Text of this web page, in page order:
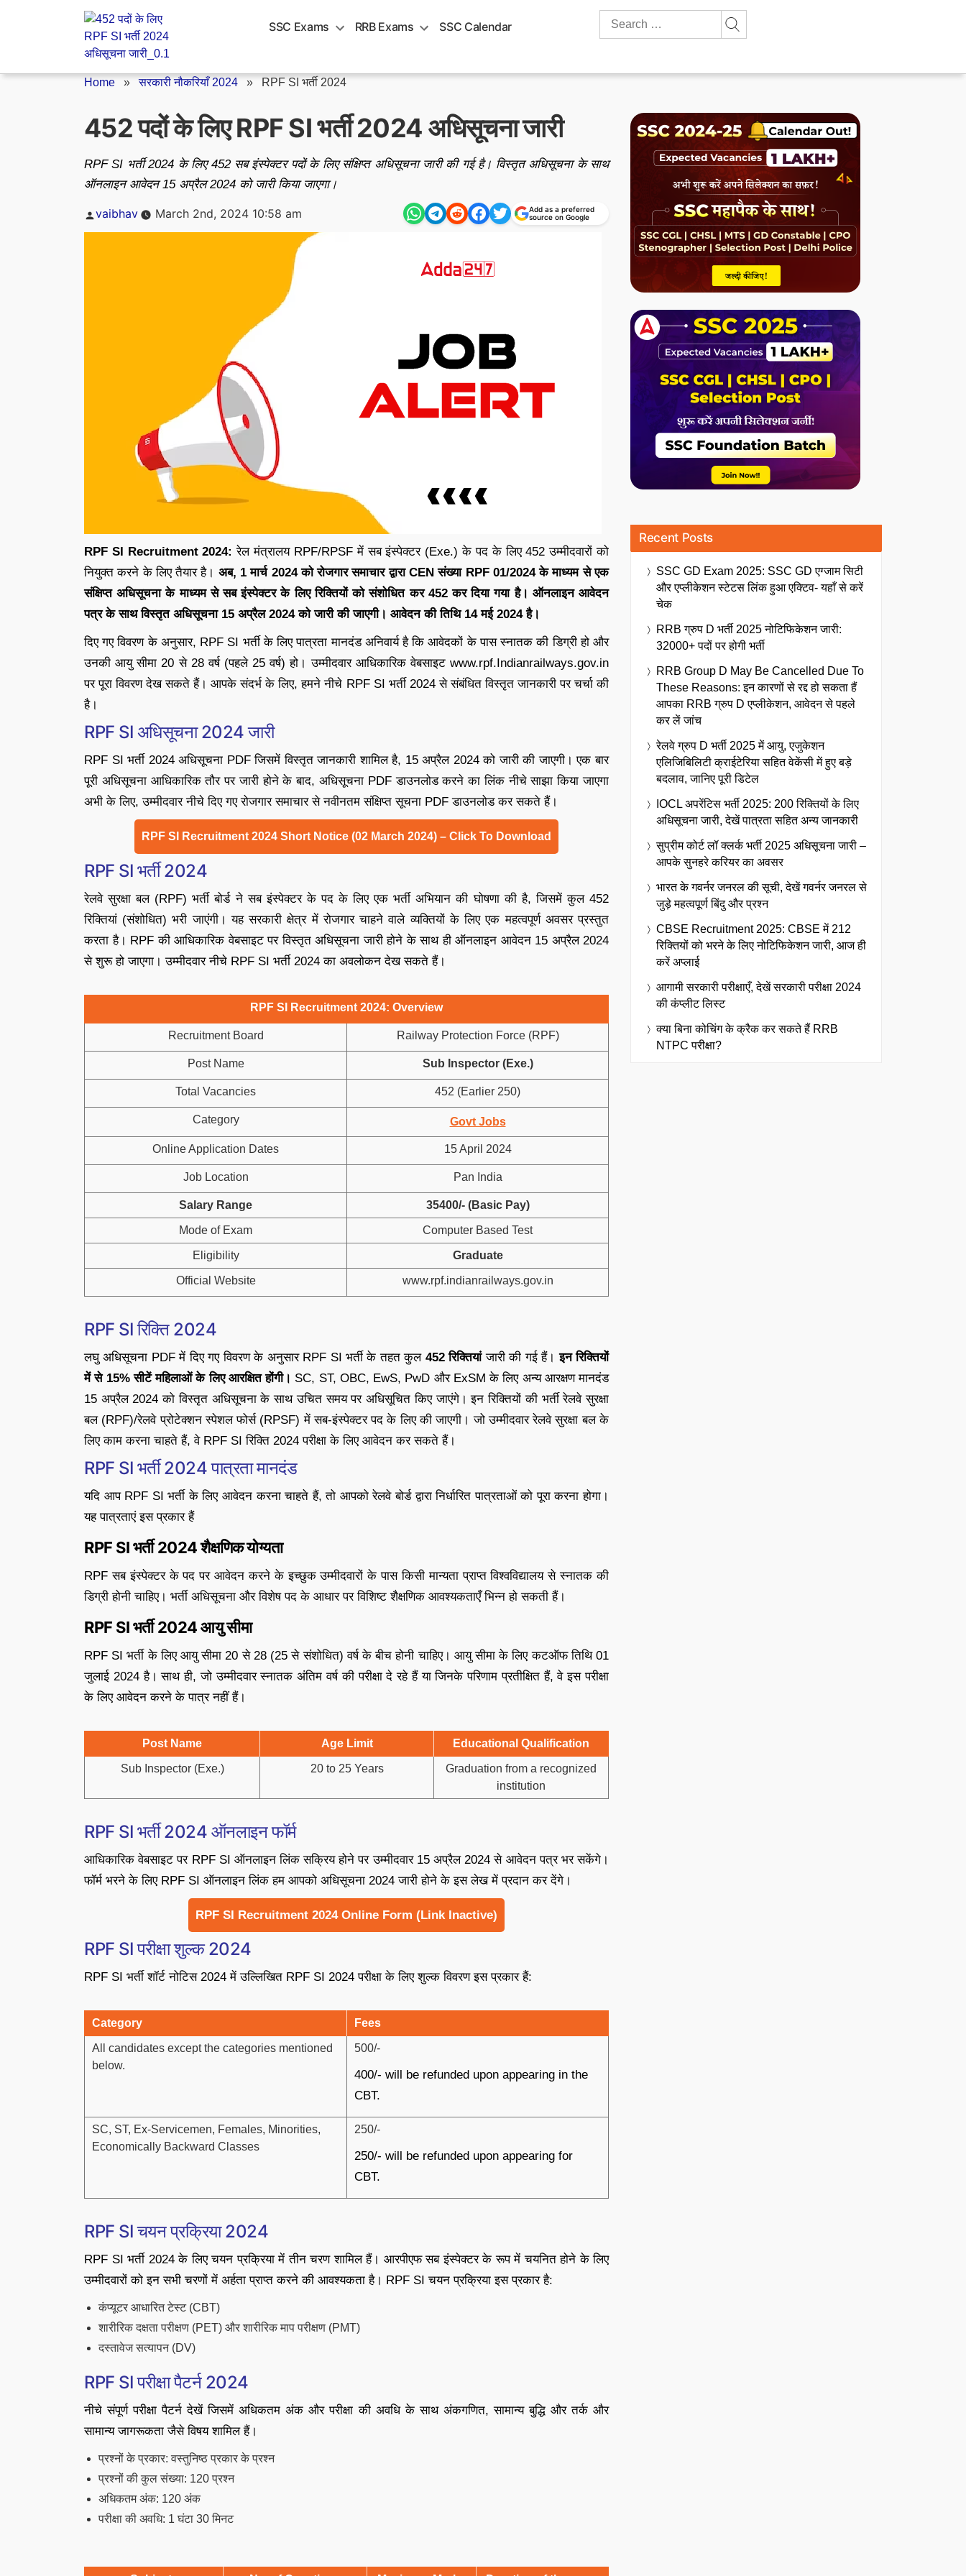
SSC Exams RRB Exams SSC Calendar
Search
Home »सरकारी नौकरियाँ 2024 » RPF SI भर्ती 2024
452 पदों के लिए RPF SI भर्ती 2024 अधिसूचना जारी
RPF SI भर्ती 2024 के लिए 452 सब इंस्पेक्टर पदों के लिए संक्षिप्त अधिसूचना जारी की गई है। विस्तृत अधिसूचना के साथ
ऑनलाइन आवेदन 15 अप्रैल 2024 को जारी किया जाएगा।
Posted
vaibhav March 2nd, 2024 10:58 am
Add as a preferred
source on Google
RPF SI Recruitment 2024:रेल मंत्रालय RPF/RPSF में सब इंस्पेक्टर (Exe.) के पद के लिए 452 उम्मीदवारों को
नियुक्त करने के लिए तैयार है। अब, 1 मार्च 2024 को रोजगार समाचार द्वारा CEN संख्या RPF 01/2024 के माध्यम से एक
संक्षिप्त अधिसूचना के माध्यम से सब इंस्पेक्टर के लिए रिक्तियों को संशोधित कर 452 कर दिया गया है। ऑनलाइन आवेदन
पत्र के साथ विस्तृत अधिसूचना 15 अप्रैल 2024 को जारी की जाएगी। आवेदन की तिथि 14 मई 2024 है।
दिए गए विवरण के अनुसार, RPF SI भर्ती के लिए पात्रता मानदंड अनिवार्य है कि आवेदकों के पास स्नातक की डिग्री हो और
उनकी आयु सीमा 20 से 28 वर्ष (पहले 25 वर्ष) हो। उम्मीदवार आधिकारिक वेबसाइट www.rpf.Indianrailways.gov.in
पर पूरा विवरण देख सकते हैं। आपके संदर्भ के लिए, हमने नीचे RPF SI भर्ती 2024 से संबंधित विस्तृत जानकारी पर चर्चा की
है।
RPF SI अधिसूचना 2024 जारी
RPF SI भर्ती 2024 अधिसूचना PDF जिसमें विस्तृत जानकारी शामिल है, 15 अप्रैल 2024 को जारी की जाएगी। एक बार
पूरी अधिसूचना आधिकारिक तौर पर जारी होने के बाद, अधिसूचना PDF डाउनलोड करने का लिंक नीचे साझा किया जाएगा
अभी के लिए, उम्मीदवार नीचे दिए गए रोजगार समाचार से नवीनतम संक्षिप्त सूचना PDF डाउनलोड कर सकते हैं।
RPF SI Recruitment 2024 Short Notice (02 March 2024) – Click To Download
RPF SI भर्ती 2024
रेलवे सुरक्षा बल (RPF) भर्ती बोर्ड ने सब इंस्पेक्टर के पद के लिए एक भर्ती अभियान की घोषणा की है, जिसमें कुल 452
रिक्तियां (संशोधित) भरी जाएंगी। यह सरकारी क्षेत्र में रोजगार चाहने वाले व्यक्तियों के लिए एक महत्वपूर्ण अवसर प्रस्तुत
करता है। RPF की आधिकारिक वेबसाइट पर विस्तृत अधिसूचना जारी होने के साथ ही ऑनलाइन आवेदन 15 अप्रैल 2024
से शुरू हो जाएगा। उम्मीदवार नीचे RPF SI भर्ती 2024 का अवलोकन देख सकते हैं।
RPF SI Recruitment 2024: Overview
Recruitment Board Railway Protection Force (RPF)
Post Name Sub Inspector (Exe.)
Total Vacancies 452 (Earlier 250)
Category Govt Jobs
Online Application Dates 15 April 2024
Job Location Pan India
Salary Range 35400/- (Basic Pay)
Mode of Exam Computer Based Test
Eligibility Graduate
Official Website www.rpf.indianrailways.gov.in
RPF SI रिक्ति 2024
लघु अधिसूचना PDF में दिए गए विवरण के अनुसार RPF SI भर्ती के तहत कुल 452 रिक्तियांजारी की गई हैं।इन रिक्तियों
में से 15% सीटें महिलाओं के लिए आरक्षित होंगी। SC, ST, OBC, EwS, PwD और ExSM के लिए अन्य आरक्षण मानदंड
15 अप्रैल 2024 को विस्तृत अधिसूचना के साथ उचित समय पर अधिसूचित किए जाएंगे। इन रिक्तियों की भर्ती रेलवे सुरक्षा
बल (RPF)/रेलवे प्रोटेक्शन स्पेशल फोर्स (RPSF) में सब-इंस्पेक्टर पद के लिए की जाएगी। जो उम्मीदवार रेलवे सुरक्षा बल के
लिए काम करना चाहते हैं, वे RPF SI रिक्ति 2024 परीक्षा के लिए आवेदन कर सकते हैं।
RPF SI भर्ती 2024 पात्रता मानदंड
यदि आप RPF SI भर्ती के लिए आवेदन करना चाहते हैं, तो आपको रेलवे बोर्ड द्वारा निर्धारित पात्रताओं को पूरा करना होगा।
यह पात्रताएं इस प्रकार हैं
RPF SI भर्ती 2024 शैक्षणिक योग्यता
RPF सब इंस्पेक्टर के पद पर आवेदन करने के इच्छुक उम्मीदवारों के पास किसी मान्यता प्राप्त विश्वविद्यालय से स्नातक की
डिग्री होनी चाहिए। भर्ती अधिसूचना और विशेष पद के आधार पर विशिष्ट शैक्षणिक आवश्यकताएँ भिन्न हो सकती हैं।
RPF SI भर्ती 2024 आयु सीमा
RPF SI भर्ती के लिए आयु सीमा 20 से 28 (25 से संशोधित) वर्ष के बीच होनी चाहिए। आयु सीमा के लिए कटऑफ तिथि 01
जुलाई 2024 है। साथ ही, जो उम्मीदवार स्नातक अंतिम वर्ष की परीक्षा दे रहे हैं या जिनके परिणाम प्रतीक्षित हैं, वे इस परीक्षा
के लिए आवेदन करने के पात्र नहीं हैं।
Post Name Age Limit Educational Qualification
Sub Inspector (Exe.) 20 to 25 Years
Graduation from a recognized
institution
RPF SI भर्ती 2024 ऑनलाइन फॉर्म
आधिकारिक वेबसाइट पर RPF SI ऑनलाइन लिंक सक्रिय होने पर उम्मीदवार 15 अप्रैल 2024 से आवेदन पत्र भर सकेंगे।
फॉर्म भरने के लिए RPF SI ऑनलाइन लिंक हम आपको अधिसूचना 2024 जारी होने के इस लेख में प्रदान कर देंगे।
RPF SI Recruitment 2024 Online Form (Link Inactive)
RPF SI परीक्षा शुल्क 2024
RPF SI भर्ती शॉर्ट नोटिस 2024 में उल्लिखित RPF SI 2024 परीक्षा के लिए शुल्क विवरण इस प्रकार हैं:
Category Fees
All candidates except the categories mentioned
below.
500/-
400/- will be refunded upon appearing in the
CBT.
SC, ST, Ex-Servicemen, Females, Minorities,
Economically Backward Classes
250/-
250/- will be refunded upon appearing for
CBT.
RPF SI चयन प्रक्रिया 2024
RPF SI भर्ती 2024 के लिए चयन प्रक्रिया में तीन चरण शामिल हैं। आरपीएफ सब इंस्पेक्टर के रूप में चयनित होने के लिए
उम्मीदवारों को इन सभी चरणों में अर्हता प्राप्त करने की आवश्यकता है। RPF SI चयन प्रक्रिया इस प्रकार है:
कंप्यूटर आधारित टेस्ट (CBT)
शारीरिक दक्षता परीक्षण (PET) और शारीरिक माप परीक्षण (PMT)
दस्तावेज सत्यापन (DV)
RPF SI परीक्षा पैटर्न 2024
नीचे संपूर्ण परीक्षा पैटर्न देखें जिसमें अधिकतम अंक और परीक्षा की अवधि के साथ अंकगणित, सामान्य बुद्धि और तर्क और
सामान्य जागरूकता जैसे विषय शामिल हैं।
प्रश्नों के प्रकार: वस्तुनिष्ठ प्रकार के प्रश्न
प्रश्नों की कुल संख्या: 120 प्रश्न
अधिकतम अंक: 120 अंक
परीक्षा की अवधि: 1 घंटा 30 मिनट
Recent Posts
SSC GD Exam 2025: SSC GD एग्जाम सिटी
और एप्लीकेशन स्टेटस लिंक हुआ एक्टिव- यहाँ से करें
चेक
RRB ग्रुप D भर्ती 2025 नोटिफिकेशन जारी:
32000+ पदों पर होगी भर्ती
RRB Group D May Be Cancelled Due To
These Reasons: इन कारणों से रद्द हो सकता हैं
आपका RRB ग्रुप D एप्लीकेशन, आवेदन से पहले
कर लें जांच
रेलवे ग्रुप D भर्ती 2025 में आयु, एजुकेशन
एलिजिबिलिटी क्राईटेरिया सहित वेकेंसी में हुए बड़े
बदलाव, जानिए पूरी डिटेल
IOCL अपरेंटिस भर्ती 2025: 200 रिक्तियों के लिए
अधिसूचना जारी, देखें पात्रता सहित अन्य जानकारी
सुप्रीम कोर्ट लॉ क्लर्क भर्ती 2025 अधिसूचना जारी –
आपके सुनहरे करियर का अवसर
भारत के गवर्नर जनरल की सूची, देखें गवर्नर जनरल से
जुड़े महत्वपूर्ण बिंदु और प्रश्न
CBSE Recruitment 2025: CBSE में 212
रिक्तियों को भरने के लिए नोटिफिकेशन जारी, आज ही
करें अप्लाई
आगामी सरकारी परीक्षाएँ, देखें सरकारी परीक्षा 2024
की कंप्लीट लिस्ट
क्या बिना कोचिंग के क्रैक कर सकते हैं RRB
NTPC परीक्षा?